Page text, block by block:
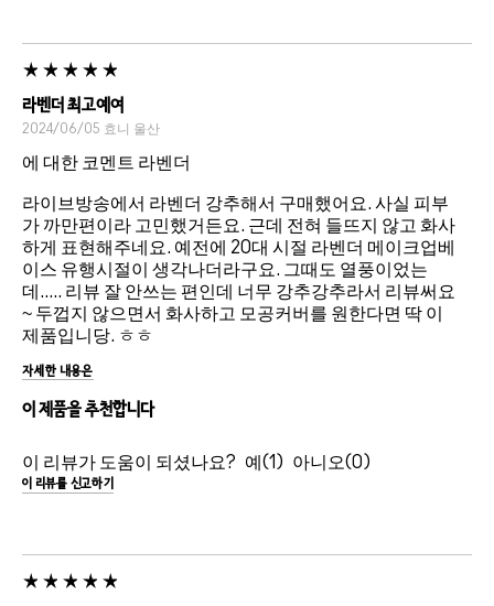
라벤더 최고예여
2024/06/05 효니 울산
에 대한 코멘트 라벤더
라이브방송에서 라벤더 강추해서 구매했어요. 사실 피부
가 까만편이라 고민했거든요. 근데 전혀 들뜨지 않고 화사
하게 표현해주네요. 예전에 20대 시절 라벤더 메이크업베
이스 유행시절이 생각나더라구요. 그때도 열풍이었는
데..... 리뷰 잘 안쓰는 편인데 너무 강추강추라서 리뷰써요
~ 두껍지 않으면서 화사하고 모공커버를 원한다면 딱 이
제품입니당. ㅎㅎ
자세한 내용은
이 제품을 추천합니다
이 리뷰가 도움이 되셨나요? 1 0
이 리뷰를 신고하기